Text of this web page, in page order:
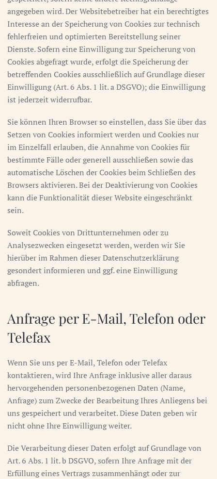
angegeben wird. Der Websitebetreiber hat ein berechtigtes
Interesse an der Speicherung von Cookies zur technisch
fehlerfreien und optimierten Bereitstellung seiner
Dienste. Sofern eine Einwilligung zur Speicherung von
Cookies abgefragt wurde, erfolgt die Speicherung der
betreffenden Cookies ausschließlich auf Grundlage dieser
Einwilligung (Art. 6 Abs. 1 lit. a DSGVO); die Einwilligung
ist jederzeit widerrufbar.
Sie können Ihren Browser so einstellen, dass Sie über das
Setzen von Cookies informiert werden und Cookies nur
im Einzelfall erlauben, die Annahme von Cookies für
bestimmte Fälle oder generell ausschließen sowie das
automatische Löschen der Cookies beim Schließen des
Browsers aktivieren. Bei der Deaktivierung von Cookies
kann die Funktionalität dieser Website eingeschränkt
sein.
Soweit Cookies von Drittunternehmen oder zu
Analysezwecken eingesetzt werden, werden wir Sie
hierüber im Rahmen dieser Datenschutzerklärung
gesondert informieren und ggf. eine Einwilligung
abfragen.
Anfrage per E-Mail, Telefon oder
Telefax
Wenn Sie uns per E-Mail, Telefon oder Telefax
kontaktieren, wird Ihre Anfrage inklusive aller daraus
hervorgehenden personenbezogenen Daten (Name,
Anfrage) zum Zwecke der Bearbeitung Ihres Anliegens bei
uns gespeichert und verarbeitet. Diese Daten geben wir
nicht ohne Ihre Einwilligung weiter.
Die Verarbeitung dieser Daten erfolgt auf Grundlage von
Art. 6 Abs. 1 lit. b DSGVO, sofern Ihre Anfrage mit der
Erfüllung eines Vertrags zusammenhängt oder zur